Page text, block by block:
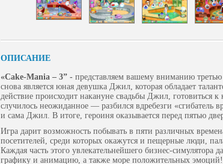
ОПИСАНИЕ
«Cake-Mania – 3” - представляем вашему вниманию
снова является юная девушка Джил, которая обладает
действие происходит накануне свадьбы Джил, готовиться
случилось неожиданное — разбился вдребезги «сгибатель
и сама Джил. В итоге, героиня оказывается перед пятью
Игра дарит возможность побывать в пяти различных
посетителей, среди которых окажутся и пещерные люди,
Каждая часть этого увлекательнейшего бизнес-
графику и анимацию, а также море положительных эмоций!